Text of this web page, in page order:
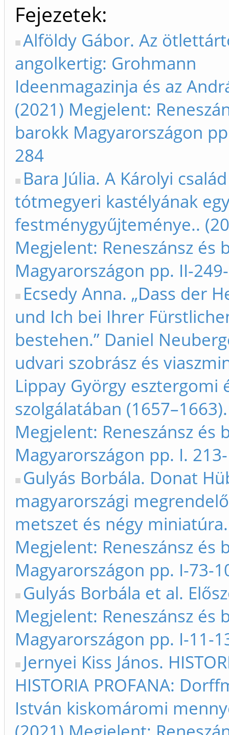
Fejezetek
Alföldy Gábor. Az
angolkertig: Grohmann
Ideenmagazinja és az
(2021) Megjelent:
barokk Magyarországon
284
Bara Júlia. A Károlyi család
tótmegyeri kastélyának
festménygyűjteménye..
Megjelent: Reneszánsz és
Magyarországon pp. II-
Ecsedy Anna. „Dass der
und Ich bei Ihrer
bestehen.” Daniel
udvari szobrász és
Lippay György esztergomi
szolgálatában
Megjelent: Reneszánsz és
Magyarországon pp. I.
Gulyás Borbála. Donat
magyarországi
metszet és négy
Megjelent: Reneszánsz és
Magyarországon pp. I-73-
Gulyás Borbála et al.
Megjelent: Reneszánsz és
Magyarországon pp. I-11-
Jernyei Kiss János.
HISTORIA PROFANA:
István kiskomáromi